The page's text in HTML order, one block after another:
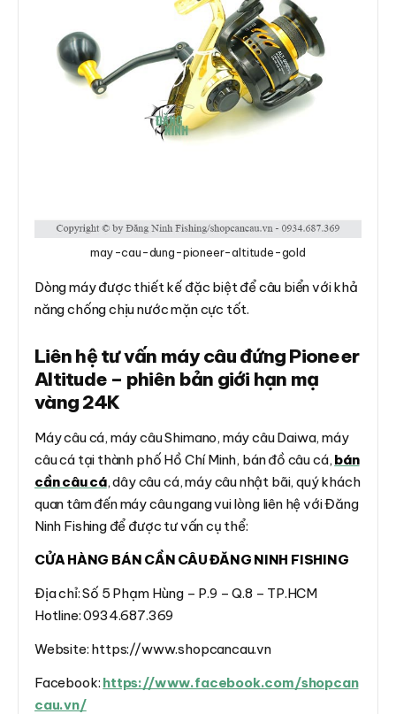
may-cau-dung-pioneer-altitude-gold
Dòng máy được thiết kế đặc biệt để câu biển với khả
năng chống chịu nước mặn cực tốt.
Liên hệ tư vấn máy câu đứng Pioneer
Altitude – phiên bản giới hạn mạ
vàng 24K
Máy câu cá, máy câu Shimano, máy câu Daiwa, máy
câu cá tại thành phố Hồ Chí Minh, bán đồ câu cá, bán
cần câu cá, dây câu cá, máy câu nhật bãi, quý khách
quan tâm đến máy câu ngang vui lòng liên hệ với Đăng
Ninh Fishing để được tư vấn cụ thể:
CỬA HÀNG BÁN CẦN CÂU ĐĂNG NINH FISHING
Địa chỉ: Số 5 Phạm Hùng – P.9 – Q.8 – TP.HCM
Hotline: 0934.687.369
Website: https://www.shopcancau.vn
Facebook: https://www.facebook.com/shopcan
cau.vn/